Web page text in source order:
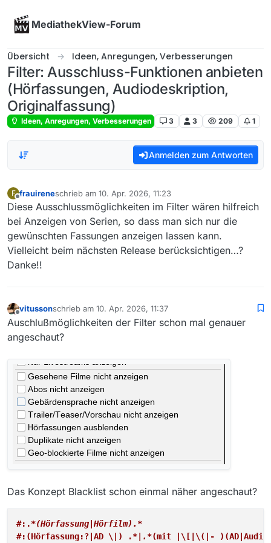
MediathekView-Forum
Übersicht Ideen, Anregungen, Verbesserungen
Filter: Ausschluss-Funktionen anbieten
(Hörfassungen, Audiodeskription,
Originalfassung)
Ideen, Anregungen, Verbesserungen 3 3 209 1
Anmelden zum Antworten
F
Offline
frauireneschrieb am 10. Apr. 2026, 11:23
zuletzt editiert von
Diese Ausschlussmöglichkeiten im Filter wären hilfreich
bei Anzeigen von Serien, so dass man sich nur die
gewünschten Fassungen anzeigen lassen kann.
Vielleicht beim nächsten Release berücksichtigen…?
Danke!!
Offline
vitussonschrieb am 10. Apr. 2026, 11:37
zuletzt editiert von
Auschlußmöglichkeiten der Filter schon mal genauer
angeschaut?
Das Konzept Blacklist schon einmal näher angeschaut?
#:.*(Hörfassung|Hörfilm).*
#:(Hörfassung:?|AD \|) .*|.*(mit |\[|\(|-